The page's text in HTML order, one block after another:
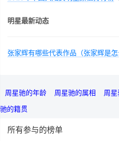
明星最新动态
张家辉有哪些代表作品（张家辉是怎
周星驰的年龄 周星驰的属相 周
驰的籍贯
所有参与的榜单